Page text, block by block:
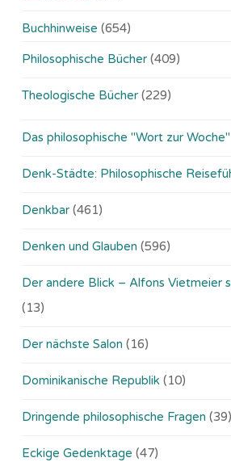
Buchhinweise (654)
Philosophische Bücher (409)
Theologische Bücher (229)
Das philosophische "Wort zur Woche"
Denk-Städte: Philosophische
Denkbar (461)
Denken und Glauben (596)
Der andere Blick – Alfons Vietmeier
(13)
Der nächste Salon (16)
Dominikanische Republik (10)
Dringende philosophische Fragen (39)
Eckige Gedenktage (47)